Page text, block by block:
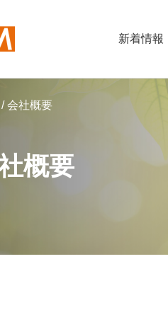
新着情報
概要
会社概要